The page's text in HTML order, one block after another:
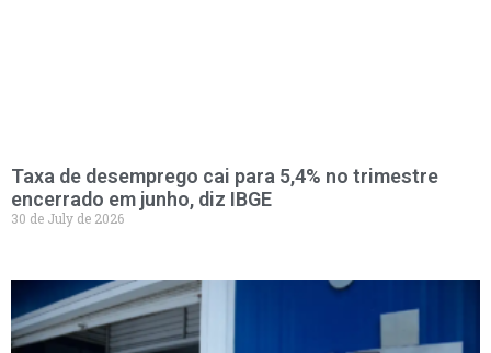
Taxa de desemprego cai para 5,4% no trimestre
encerrado em junho, diz IBGE
30 de July de 2026